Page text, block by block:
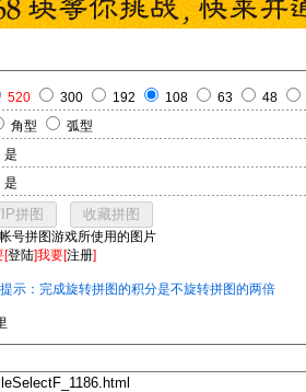
520 300 192 108 63 48
角型
弧型
是
是
号拼图游戏所使用的图片
[登陆]我要[注册]
提示：完成旋转拼图的积分是不旋转拼图的两倍